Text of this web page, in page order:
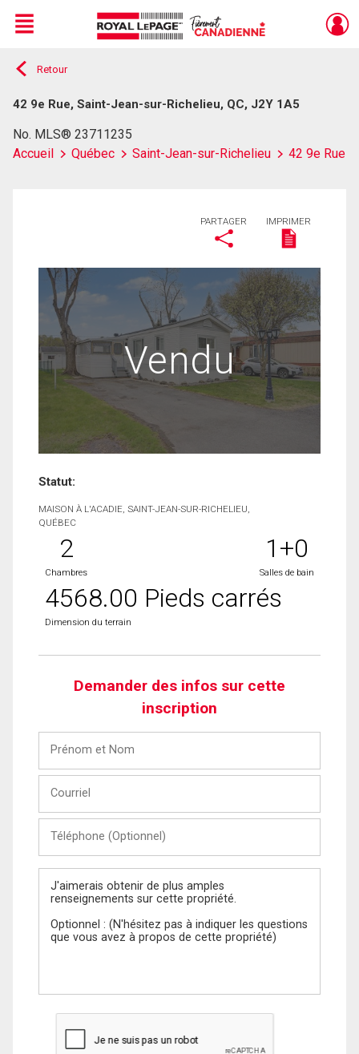
Live
En Direct
Menu
Retour
42 9e Rue, Saint-Jean-sur-Richelieu, QC, J2Y 1A5
No. MLS® 23711235
Accueil
Québec Saint-Jean-sur-Richelieu 42 9e Rue
PARTAGER IMPRIMER
Vendu
Statut:
MAISON À L'ACADIE, SAINT-JEAN-SUR-RICHELIEU,
QUÉBEC
2
Chambres
1+0
Salles de bain
4568.00 Pieds carrés
Dimension du terrain
Demander des infos sur cette
inscription
Nom
(Optionnel)
Message